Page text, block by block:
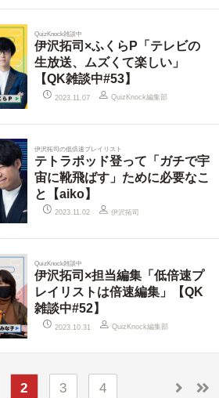
QuizKnock雑談中
伊沢拓司×ふくらP「テレビの
生放送、ムズくて楽しい」
【QK雑談中#53】
2023.11.07 QuizKnock編集部
伊沢拓司の低倍速プレイリスト
テトラポッド登って「ガチで宇
宙に靴飛ばす」ために必要なこ
と【aiko】
2023.11.02 伊沢拓司
QuizKnock雑談中
伊沢拓司×担当編集「低倍速プ
レイリストは倍速編集」【QK
雑談中#52】
2023.10.31 QuizKnock編集部
2 3 4